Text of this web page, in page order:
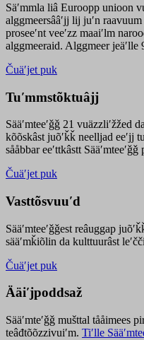
Säʹmmla liâ Euroopp unioon
alggmeersââʹjj lij juʹn raavuum
proseeʹnt veeʹzz maaiʹlm
alggmeeraid. Alggmeer jeäʹlle
Čuäʹjet puk
Tuʹmmstõktuâjj
Sääʹmteeʹǧǧ 21 vuäzzliʹžžed
kõõskâst juõʹǩǩ neelljad eeʹjj
sååbbar eeʹttkâstt
Čuäʹjet puk
Vasttõsvuuʹd
Sääʹmteeʹǧǧest reâuggap
sääʹmǩiõlin da kulttuurâst
Čuäʹjet puk
Ääiʹjpoddsaž
Sääʹmteʹǧǧ mušttal tååimees
teâđtõõzzivuiʹm. Tiʹlle